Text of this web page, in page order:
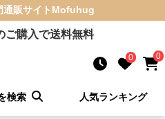
通販サイト Mofuhug
ご購入で送料無料
0 0
検索 人気ランキング